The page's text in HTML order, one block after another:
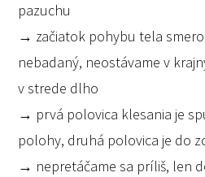
pazuchu
→ začiatok pohybu tela
nebadaný, neostávame v
v strede dlho
→ prvá polovica klesania je
polohy, druhá polovica je do
→ nepretáčame sa príliš, len